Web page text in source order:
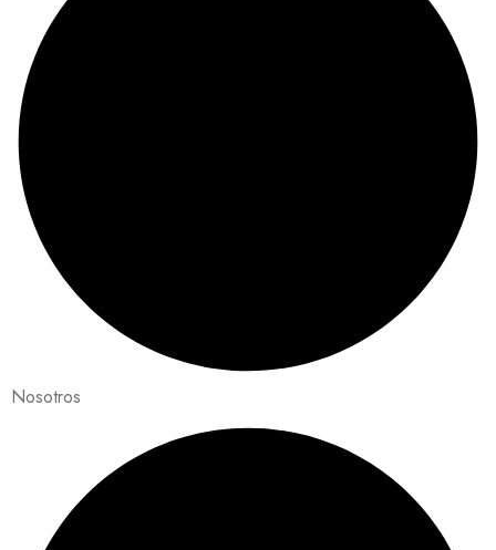
Nosotros